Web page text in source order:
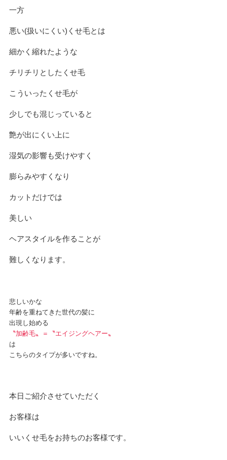
一方
悪い(扱いにくい)くせ毛とは
細かく縮れたような
チリチリとしたくせ毛
こういったくせ毛が
少しでも混じっていると
艶が出にくい上に
湿気の影響も受けやすく
膨らみやすくなり
カットだけでは
美しい
ヘアスタイルを作ることが
難しくなります。
悲しいかな
年齢を重ねてきた世代の髪に
出現し始める
〝加齢毛〟＝〝エイジングヘアー〟
は
こちらのタイプが多いですね。
本日ご紹介させていただく
お客様は
いいくせ毛をお持ちのお客様です。